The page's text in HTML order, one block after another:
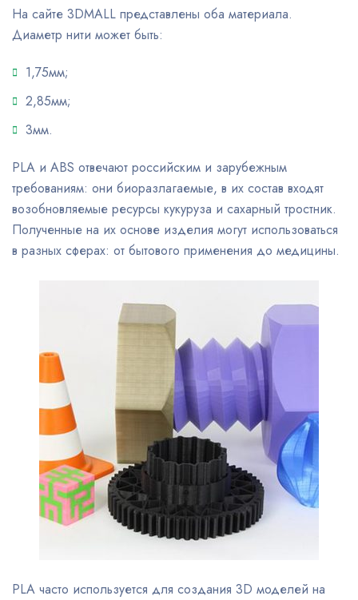
На сайте 3DMALL представлены оба материала.
Диаметр нити может быть:
1,75мм;
2,85мм;
3мм.
PLA и ABS отвечают российским и зарубежным
требованиям: они биоразлагаемые, в их состав входят
возобновляемые ресурсы кукуруза и сахарный тростник.
Полученные на их основе изделия могут использоваться
в разных сферах: от бытового применения до медицины.
PLA часто используется для создания 3D моделей на